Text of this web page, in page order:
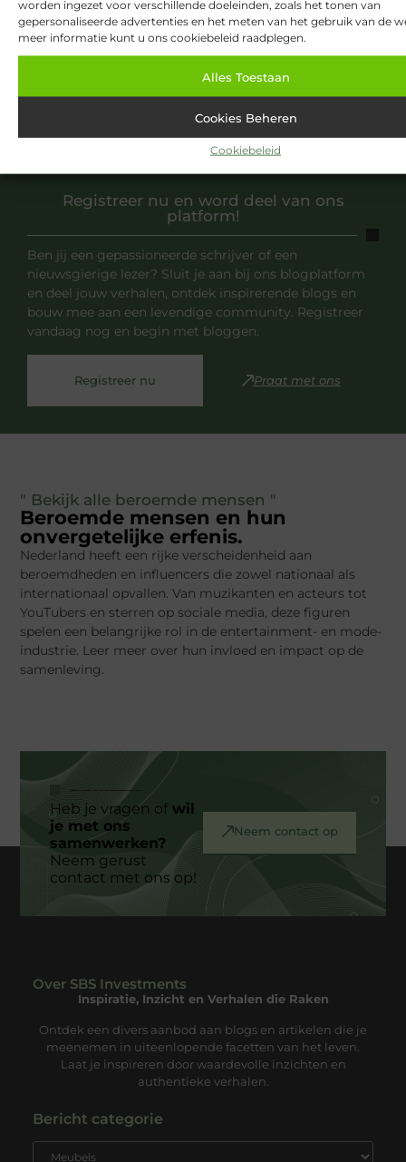
worden ingezet voor verschillende doeleinden, zoals het tonen van
gepersonaliseerde advertenties en het meten van het gebruik van de
meer informatie kunt u ons cookiebeleid raadplegen.
Alles Toestaan
Cookies Beheren
Cookiebeleid
Registreer nu en word deel van ons
platform!
Ben jij een gepassioneerde schrijver of een
nieuwsgierige lezer? Sluit je aan bij ons blogplatform
en deel jouw verhalen, ontdek inspirerende blogs en
bouw mee aan een levendige community. Registreer
vandaag nog en begin met bloggen.
Registreer nu Praat met ons
" Bekijk alle beroemde mensen "
Beroemde mensen en hun
onvergetelijke erfenis.
Nederland heeft een rijke verscheidenheid aan
beroemdheden en influencers die zowel nationaal als
internationaal opvallen. Van muzikanten en acteurs tot
YouTubers en sterren op sociale media, deze figuren
spelen een belangrijke rol in de entertainment- en mode-
industrie. Leer meer over hun invloed en impact op de
samenleving.
Heb je vragen ofwil
je met ons
samenwerken?
Neem gerust
contact met ons op!
Neem contact op
Over SBS Investments
Inspiratie, Inzicht en Verhalen die Raken
Ontdek een divers aanbod aan blogs en artikelen die je
meenemen in uiteenlopende facetten van het leven.
Laat je inspireren door waardevolle inzichten en
authentieke verhalen.
Bericht categorie